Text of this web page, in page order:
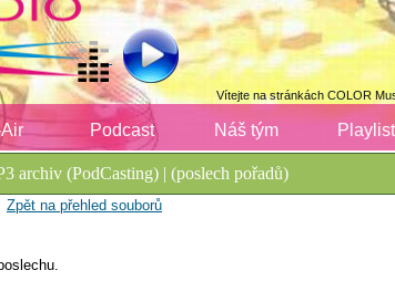
Vítejte na stránkách COLOR
Podcast Náš tým
archiv (PodCasting) | (poslech pořadů)
Zpět na přehled souborů